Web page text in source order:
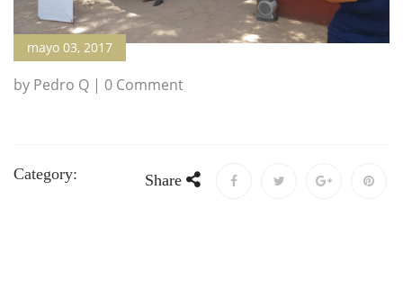
mayo 03, 2017
by Pedro Q | 0 Comment
Category: Share